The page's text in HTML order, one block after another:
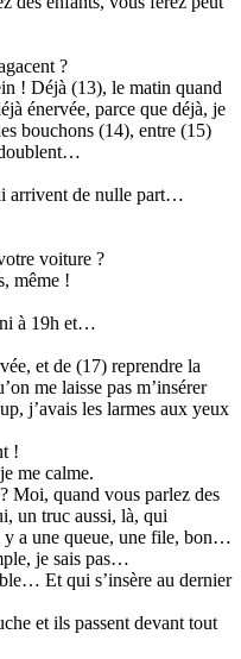
?
! Déjà (13), le matin quand
énervée, parce que déjà, je
bouchons (14), entre (15)
arrivent de nulle part…
voiture ?
même !
à 19h et…
et de (17) reprendre la
me laisse pas m’insérer
j’avais les larmes aux yeux
!
me calme.
Moi, quand vous parlez des
un truc aussi, là, qui
y a une queue, une file, bon…
je sais pas…
Et qui s’insère au dernier
et ils passent devant tout